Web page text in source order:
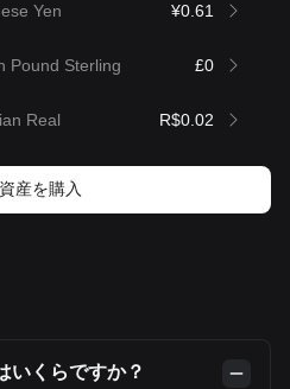
Yen ¥0.61
Pound Sterling £0
Real R$0.02
産を購入
いくらですか？